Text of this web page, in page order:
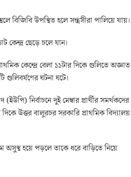
বিজিবি উপস্থিত হলে সন্ত্রসীরা পালিয়ে যায়।
কেন্দ্র ছেড়ে চলে যান।
কেন্দ্রে বেলা ১১টার দিকে গুলিতে অজ্ঞাত
ঘটনা ঘটে।
নির্বাচনে দুই মেম্বার প্রার্থীর সমর্থকদের
উত্তর বালুরচর সরকারি প্রাথমিক বিদ্যালয়
অসুস্থ হয়ে পড়লে তাকে ধরে বাড়িতে নিয়ে